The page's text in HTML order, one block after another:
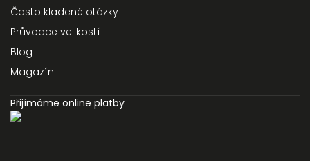
Často kladené otázky
Průvodce velikostí
Blog
Magazín
Přijímáme online platby